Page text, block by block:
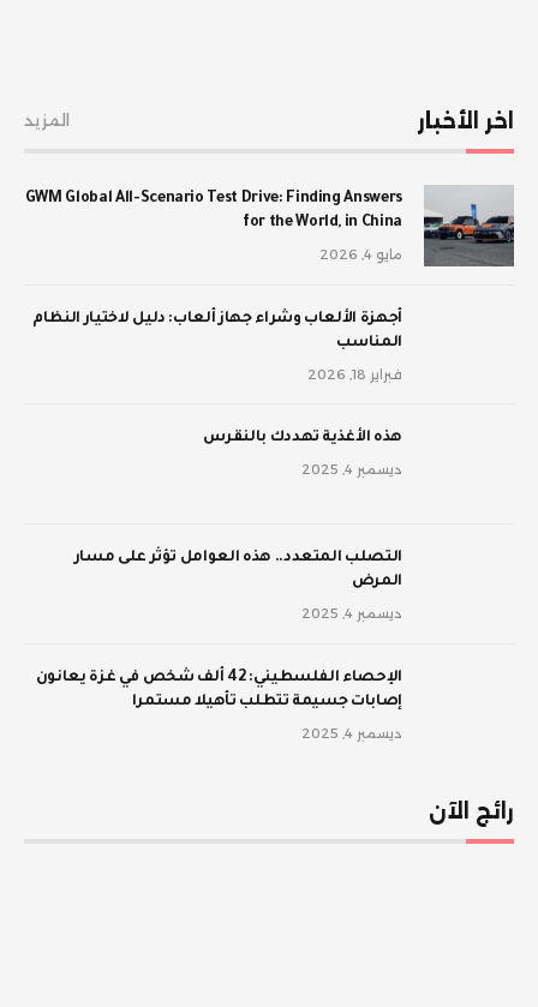
اخر الأخبار المزيد
GWM Global All-Scenario Test Drive: Finding Answers
for the World, in China
مايو 4, 2026
أجهزة الألعاب وشراء جهاز ألعاب: دليل لاختيار النظام
المناسب
فبراير 18, 2026
‫هذه الأغذية تهددك بالنقرس
ديسمبر 4, 2025
‫التصلب المتعدد.. هذه العوامل تؤثر على مسار
المرض
ديسمبر 4, 2025
الإحصاء الفلسطيني: 42 ألف شخص في غزة يعانون
إصابات جسيمة تتطلب تأهيلا مستمرا
ديسمبر 4, 2025
رائج الآن